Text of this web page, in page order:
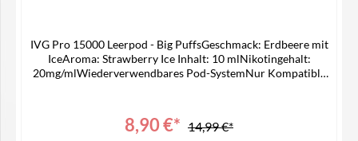
IVG Pro 15000 Leerpod - Big PuffsGeschmack: Erdbeere mit
IceAroma: Strawberry Ice Inhalt: 10 mlNikotingehalt:
20mg/mlWiederverwendbares Pod-SystemNur Kompatible
8,90 €* 14,99 €*